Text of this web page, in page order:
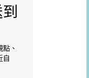
、
自